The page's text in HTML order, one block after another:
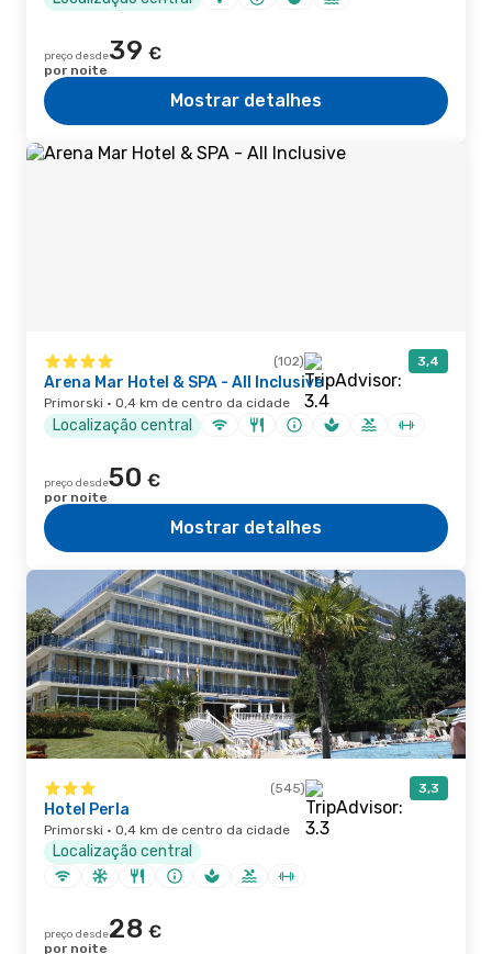
preço desde39 €
por noite
Mostrar detalhes
(102) 3,4
Arena Mar Hotel & SPA - All Inclusive
Primorski · 0,4 km de centro da cidade
Localização central
preço desde50 €
por noite
Mostrar detalhes
(545) 3,3
Hotel Perla
Primorski · 0,4 km de centro da cidade
Localização central
preço desde28 €
por noite